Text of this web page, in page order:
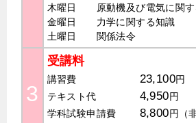
木曜日 原動機及び電気に関す
金曜日 力学に関する知識
土曜日 関係法令
3
受講料
講習費 23,100円
テキスト代
4,950円
学科試験申請費
8,800円（